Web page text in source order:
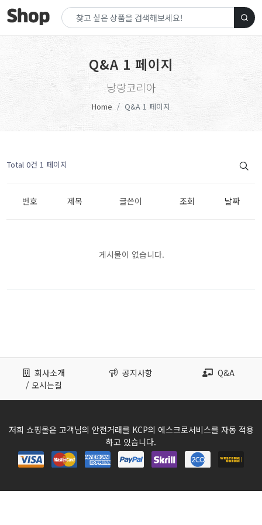
Q&A 1 페이지
낭랑코리아
Home Q&A 1 페이지
Total 0건 1 페이지
번호 제목 글쓴이 조회 날짜
게시물이 없습니다.
회사소개
/ 오시는길
공지사항 Q&A
저희 쇼핑몰은 고객님의 안전거래를 KCP의 에스크로서비스를 자동 적용
하고 있습니다.